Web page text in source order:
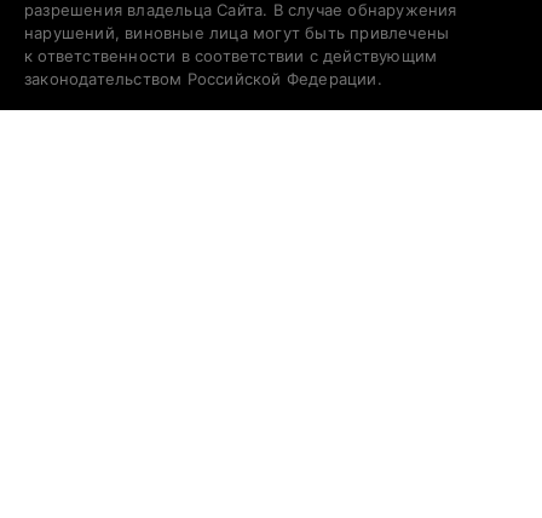
разрешения владельца Сайта. В случае обнаружения
нарушений, виновные лица могут быть привлечены
к ответственности в соответствии с действующим
законодательством Российской Федерации.